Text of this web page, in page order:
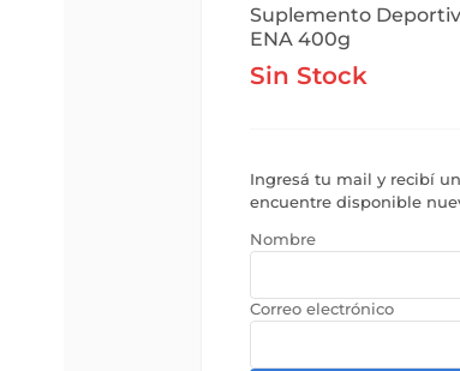
Suplemento
ENA 400g
Sin Stock
Ingresá tu mail y recibí
encuentre disponible